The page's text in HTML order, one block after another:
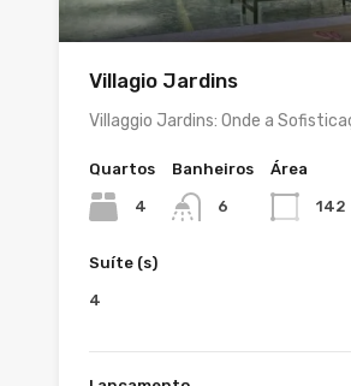
Villagio Jardins
Villaggio Jardins: Onde a
Quartos
4
Banheiros
6
Área
142
Suíte (s)
4